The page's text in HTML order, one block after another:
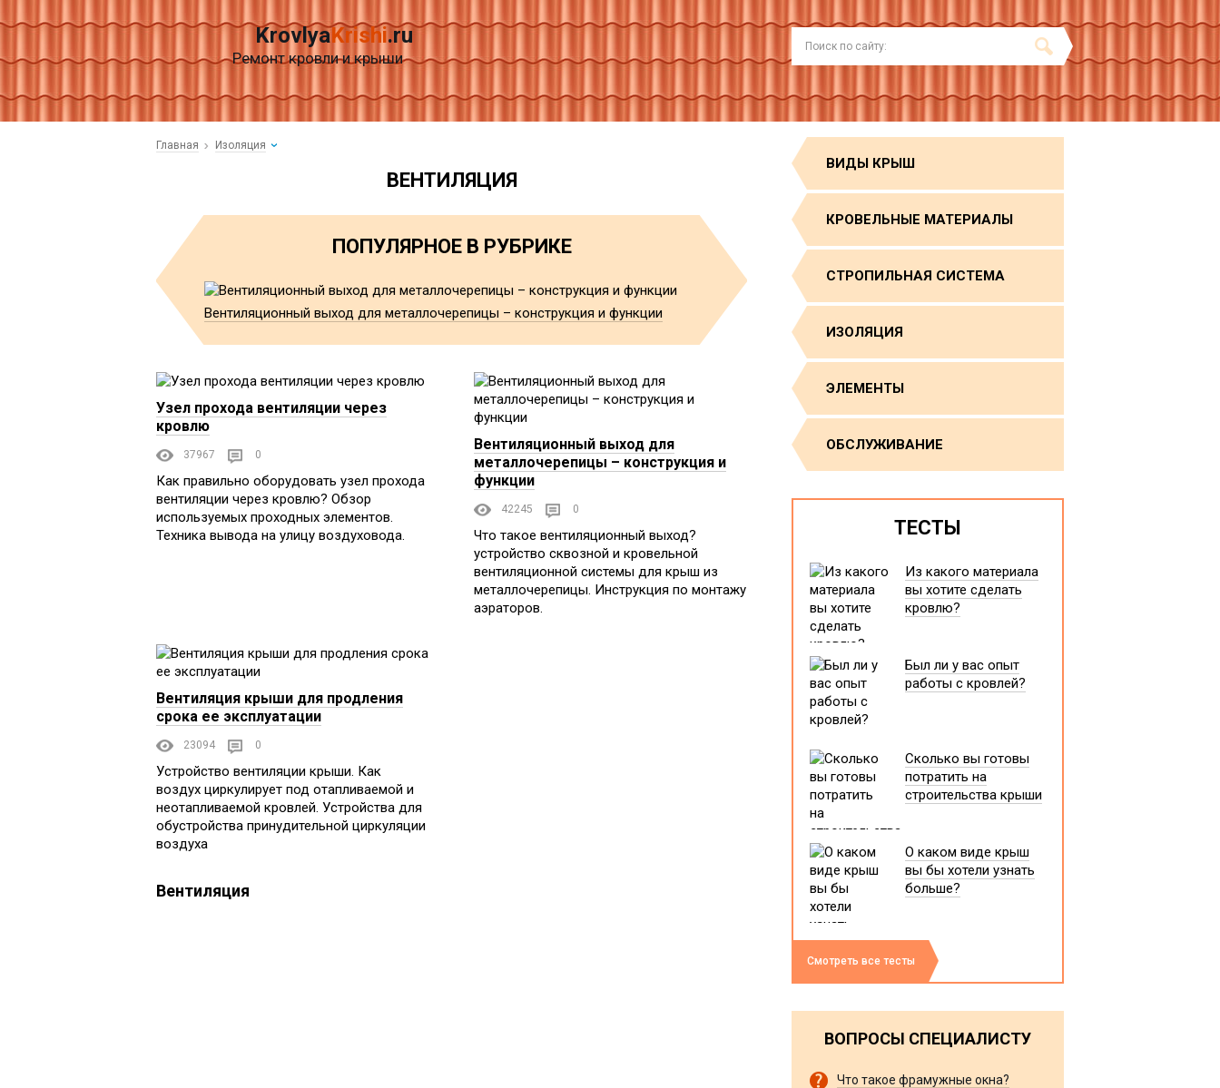
KrovlyaKrishi.ru
Ремонт кровли и крыши
Главная Изоляция
ВЕНТИЛЯЦИЯ
ПОПУЛЯРНОЕ В РУБРИКЕ
Вентиляционный выход для металлочерепицы – конструкция и функции
Узел прохода вентиляции через
кровлю
37967 0
Как правильно оборудовать узел прохода
вентиляции через кровлю? Обзор
используемых проходных элементов.
Техника вывода на улицу воздуховода.
Вентиляционный выход для
металлочерепицы – конструкция и
функции
42245 0
Что такое вентиляционный выход?
устройство сквозной и кровельной
вентиляционной системы для крыш из
металлочерепицы. Инструкция по монтажу
аэраторов.
Вентиляция крыши для продления
срока ее эксплуатации
23094 0
Устройство вентиляции крыши. Как
воздух циркулирует под отапливаемой и
неотапливаемой кровлей. Устройства для
обустройства принудительной циркуляции
воздуха
Вентиляция
ВИДЫ КРЫШ
КРОВЕЛЬНЫЕ МАТЕРИАЛЫ
СТРОПИЛЬНАЯ СИСТЕМА
ИЗОЛЯЦИЯ
ЭЛЕМЕНТЫ
ОБСЛУЖИВАНИЕ
ТЕСТЫ
Из какого материала
вы хотите сделать
кровлю?
Был ли у вас опыт
работы с кровлей?
Сколько вы готовы
потратить на
строительства крыши
О каком виде крыш
вы бы хотели узнать
больше?
Смотреть все тесты
ВОПРОСЫ СПЕЦИАЛИСТУ
Что такое фрамужные окна?